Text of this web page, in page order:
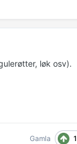
løk osv).
Gamla 1